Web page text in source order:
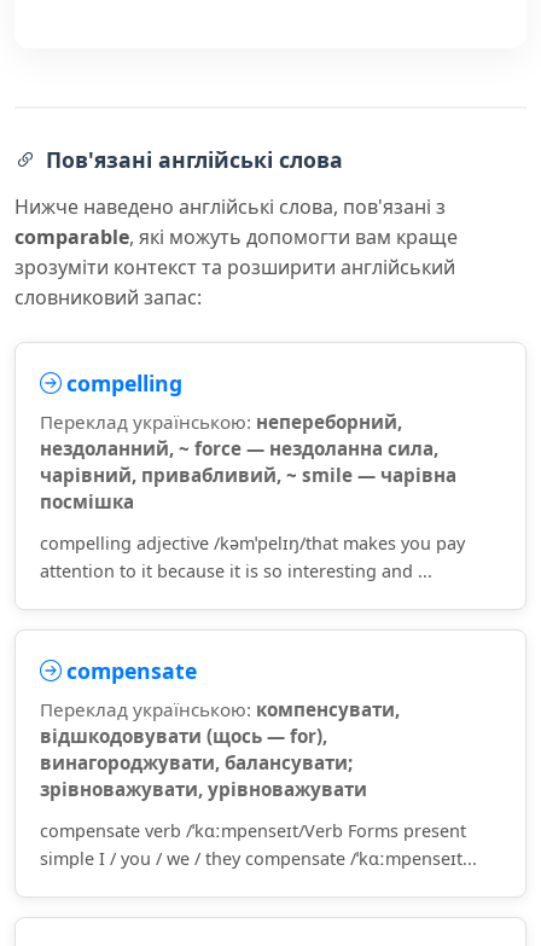
Пов'язані англійські слова
Нижче наведено англійські слова, пов'язані з
comparable, які можуть допомогти вам краще
зрозуміти контекст та розширити англійський
словниковий запас:
compelling
Переклад українською: непереборний,
нездоланний, ~ force — нездоланна сила,
чарівний, привабливий, ~ smile — чарівна
посмішка
compelling adjective /kəmˈpelɪŋ/that makes you pay
attention to it because it is so interesting and ...
compensate
Переклад українською: компенсувати,
відшкодовувати (щось — for),
винагороджувати, балансувати;
зрівноважувати, урівноважувати
compensate verb /ˈkɑːmpenseɪt/Verb Forms present
simple I / you / we / they compensate /ˈkɑːmpenseɪt...